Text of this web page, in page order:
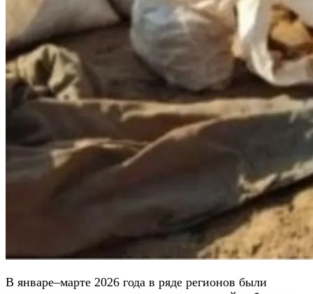
В январе–марте 2026 года в ряде регионов были